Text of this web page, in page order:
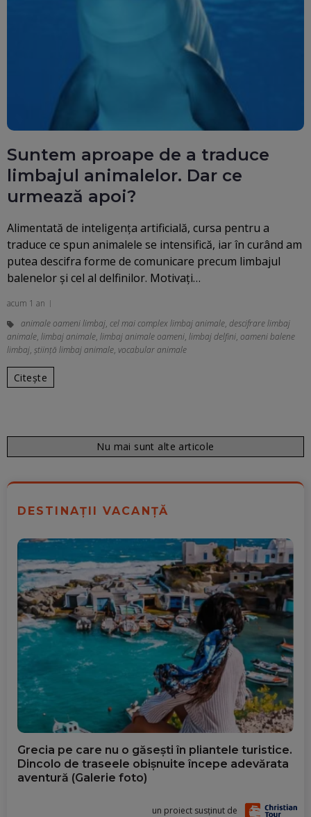
Suntem aproape de a traduce
limbajul animalelor. Dar ce
urmează apoi?
Alimentată de inteligența artificială, cursa pentru a
traduce ce spun animalele se intensifică, iar în curând am
putea descifra forme de comunicare precum limbajul
balenelor și cel al delfinilor. Motivați…
acum 1 an
animale oameni limbaj, cel mai complex limbaj animale, descifrare limbaj
animale, limbaj animale, limbaj animale oameni, limbaj delfini, oameni balene
limbaj, știință limbaj animale, vocabular animale
Citește
Nu mai sunt alte articole
DESTINAȚII VACANȚĂ
Grecia pe care nu o găsești în pliantele turistice.
Dincolo de traseele obișnuite începe adevărata
aventură (Galerie foto)
un proiect susținut de